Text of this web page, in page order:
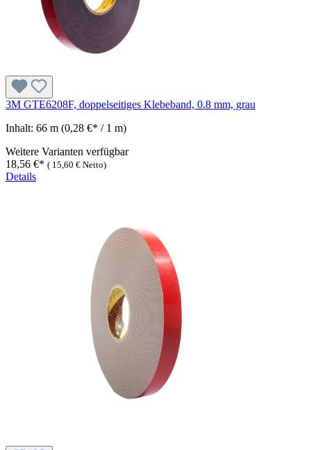
3M GTE6208F, doppelseitiges Klebeband, 0.8 mm, grau
Inhalt: 66 m (0,28 €* / 1 m)
Weitere Varianten verfügbar
18,56 €* ( 15,60 € Netto)
Details